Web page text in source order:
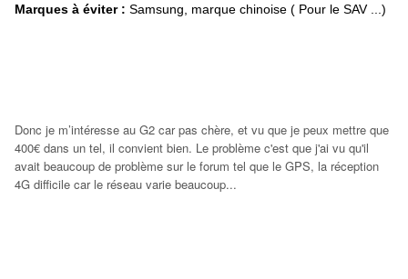
Marques à éviter : Samsung, marque chinoise ( Pour le SAV ...)
Donc je m’intéresse au G2 car pas chère, et vu que je peux mettre que
400€ dans un tel, il convient bien. Le problème c'est que j'ai vu qu'il
avait beaucoup de problème sur le forum tel que le GPS, la réception
4G difficile car le réseau varie beaucoup...